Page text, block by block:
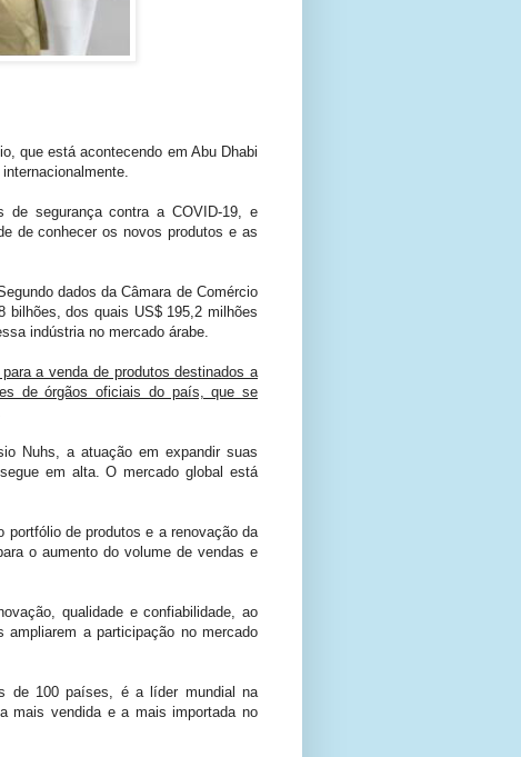
que está acontecendo em Abu Dhabi
de segurança contra a COVID-19, e
de conhecer os novos produtos e as
dados da Câmara de Comércio
bilhões, dos quais US$ 195,2 milhões
indústria no mercado árabe.
a venda de produtos destinados a
de órgãos oficiais do país, que se
Nuhs, a atuação em expandir suas
em alta. O mercado global está
portfólio de produtos e a renovação da
o aumento do volume de vendas e
qualidade e confiabilidade, ao
a participação no mercado
de 100 países, é a líder mundial na
mais vendida e a mais importada no